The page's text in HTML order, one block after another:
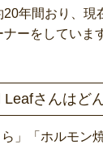
年間おり、現
ーをしていま
さんはど
ら」「ホルモ